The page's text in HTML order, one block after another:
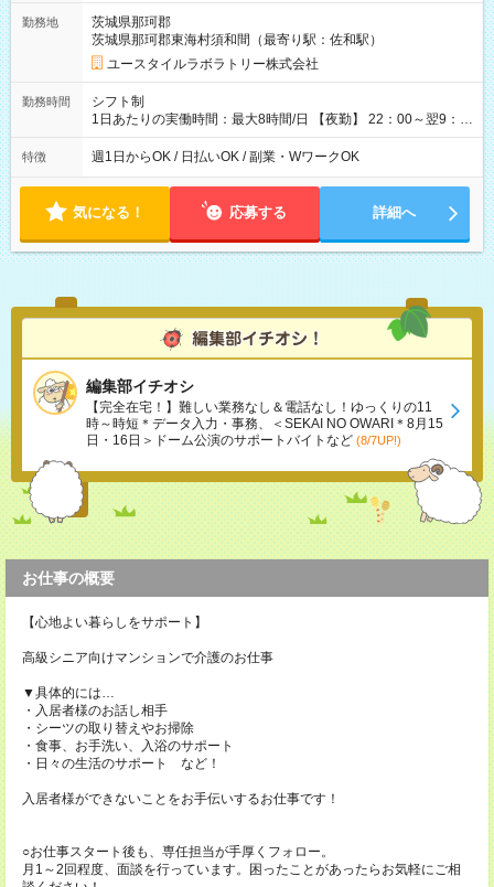
月 ※ 雇用形態と給与に、本採用時と異なる部分があります。 雇
用形態：本採用時と同じです。 給与：時給 1,510円以上
勤務地
茨城県那珂郡
茨城県那珂郡東海村須和間（最寄り駅：佐和駅）
ユースタイルラボラトリー株式会社
勤務時間
シフト制
1日あたりの実働時間：最大8時間/日 【夜勤】 22：00～翌9：
00 ※週1日～OK ／ 夜勤専従 ＊＊ 勤務時間例 ＊＊ ■22時か
ら翌7時 ■23時から翌8時 ■24時から翌9時 など ※上記の時間
ます。 ※曜日固定（毎週同じ曜日での勤務となります）
特徴 週1日からOK / 日払いOK / 副業・WワークOK
気になる！ 応募する 詳細へ
編集部イチオシ
【完全在宅！】難しい業務なし＆電話なし！ゆっくりの11
時～時短＊データ入力・事務、＜SEKAI NO OWARI＊8月15
日・16日＞ドーム公演のサポートバイトなど (8/7UP!)
お仕事の概要
【心地よい暮らしをサポート】
高級シニア向けマンションで介護のお仕事
▼具体的には…
・入居者様のお話し相手
・シーツの取り替えやお掃除
・食事、お手洗い、入浴のサポート
・日々の生活のサポート など！
入居者様ができないことをお手伝いするお仕事です！
○お仕事スタート後も、専任担当が手厚くフォロー。
月1～2回程度、面談を行っています。困ったことがあったらお気軽にご相